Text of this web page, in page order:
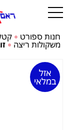
חנות ספורט
משקולות ריצה
אזל
במלאי